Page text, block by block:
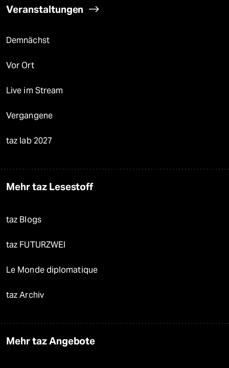
Veranstaltungen
Demnächst
Vor Ort
Live im Stream
Vergangene
taz lab 2027
Mehr taz Lesestoff
taz Blogs
taz FUTURZWEI
Le Monde diplomatique
taz Archiv
Mehr taz Angebote